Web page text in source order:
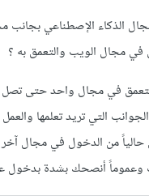
الذكاء الإصطناعي بجانب
في مجال الويب والتعمق به ؟
في مجال واحد حتى تصل
التي تريد تعلمها
حالياً من الدخول في مجال آخر
أنصحك بشدة بدخول